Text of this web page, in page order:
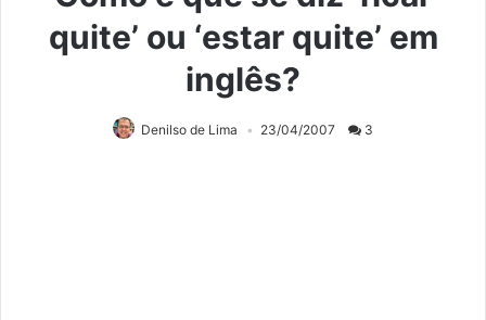
quite’ ou ‘estar quite’ em
inglês?
Denilso de Lima 23/04/2007 3